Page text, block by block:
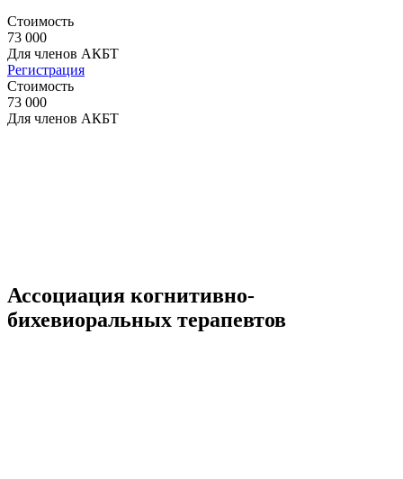
Стоимость
73 000
Для членов АКБТ
Регистрация
Стоимость
73 000
Для членов АКБТ
Ассоциация когнитивно-
бихевиоральных терапевтов